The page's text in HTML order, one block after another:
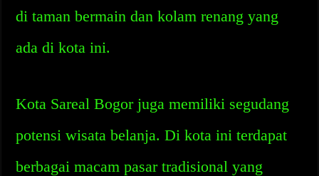
di taman bermain dan kolam renang yang
ada di kota ini.
Kota Sareal Bogor juga memiliki segudang
potensi wisata belanja. Di kota ini terdapat
berbagai macam pasar tradisional yang